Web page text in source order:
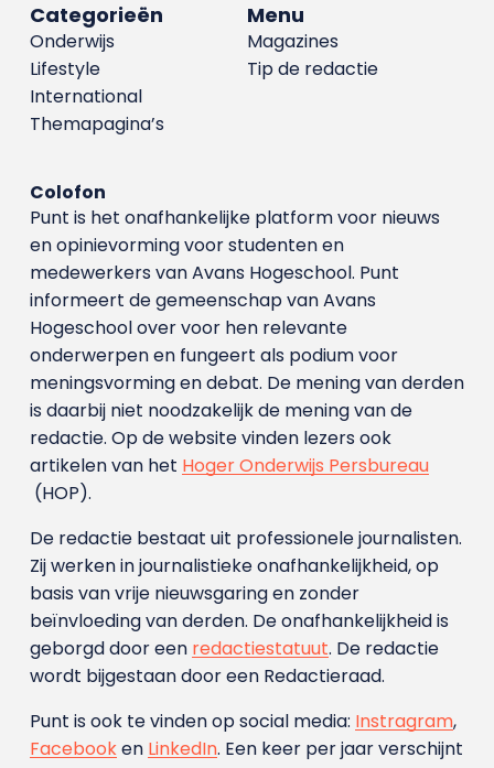
Menu
Magazines
Tip de redactie
Categorieën
Onderwijs
Lifestyle
International
Themapagina’s
Colofon
Punt is het onafhankelijke platform voor nieuws
en opinievorming voor studenten en
medewerkers van Avans Hoge­school. Punt
informeert de gemeenschap van Avans
Hogeschool over voor hen relevante
onderwerpen en fungeert als podium voor
meningsvorming en debat. De mening van derden
is daarbij niet noodzakelijk de mening van de
redactie. Op de website vinden lezers ook
artikelen van het Hoger Onderwijs Persbureau
(HOP).
De redactie bestaat uit professionele journalisten.
Zij werken in journalistieke onafhankelijkheid, op
basis van vrije nieuwsgaring en zonder
beïnvloeding van derden. De onafhankelijkheid is
geborgd door een redactiestatuut. De redactie
wordt bijgestaan door een Redactieraad.
Punt is ook te vinden op social media: Instragram,
Facebooken LinkedIn. Een keer per jaar verschijnt